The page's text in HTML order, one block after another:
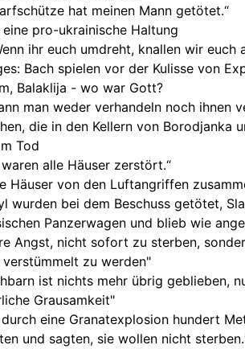
hat meinen Mann getötet.“
pro-ukrainische Haltung
ihr euch umdreht, knallen wir euch
Bach spielen vor der Kulisse von
Balaklija - wo war Gott?
man weder verhandeln noch ihnen
die in den Kellern von Borodjanka
Tod
alle Häuser zerstört.“
Häuser von den Luftangriffen
wurden bei dem Beschuss getötet,
Panzerwagen und blieb wie
Angst, nicht sofort zu sterben,
zu werden"
ist nichts mehr übrig geblieben,
Grausamkeit"
eine Granatexplosion hundert
und sagten, sie wollen nicht